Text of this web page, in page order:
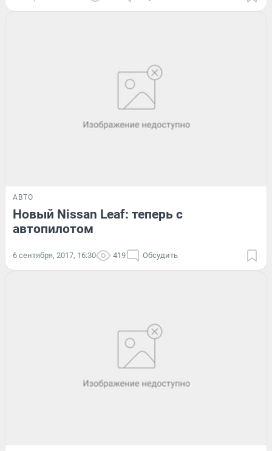
АВТО
Новый Nissan Leaf: теперь с
автопилотом
6 сентября, 2017, 16:30 419 Обсудить